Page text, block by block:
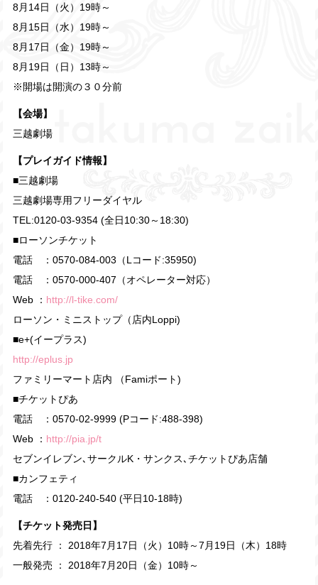
8月14日（火）19時～
8月15日（水）19時～
8月17日（金）19時～
8月19日（日）13時～
※開場は開演の３０分前
【会場】
三越劇場
【プレイガイド情報】
■三越劇場
三越劇場専用フリーダイヤル
TEL:0120-03-9354 (全日10:30～18:30)
■ローソンチケット
電話 ：0570-084-003（Lコード:35950)
電話 ：0570-000-407（オペレーター対応）
Web ： http://l-tike.com/
ローソン・ミニストップ（店内Loppi)
■e+(イープラス)
http://eplus.jp
ファミリーマート店内 （Famiポート)
■チケットぴあ
電話 ：0570-02-9999 (Pコード:488-398)
Web ： http://pia.jp/t
セブンイレブン､サークルK・サンクス､チケットぴあ店舗
■カンフェティ
電話 ：0120-240-540 (平日10-18時)
【チケット発売日】
先着先行 ： 2018年7月17日（火）10時～7月19日（木）18時
一般発売 ： 2018年7月20日（金）10時～